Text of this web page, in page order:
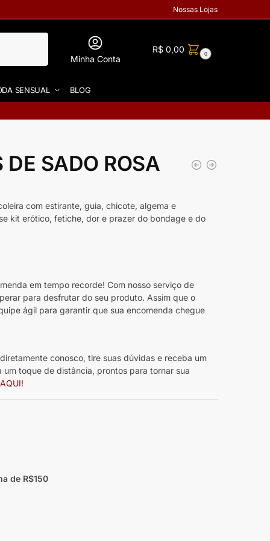
Nossas Lojas
Minha Conta
R$ 0,00 0
SENSUAL BLOG
SADO ROSA
com estirante, guia, chicote, algema e
kit erótico, fetiche, dor e prazer do bondage e do
em tempo recorde! Com nosso serviço de
para desfrutar do seu produto. Assim que o
ágil para garantir que sua encomenda chegue
conosco, tire suas dúvidas e receba um
toque de distância, prontos para tornar sua
de R$150